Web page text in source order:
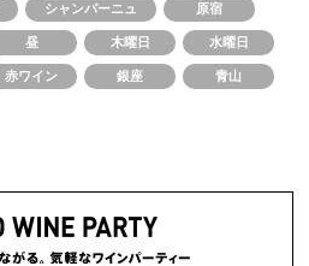
シャンパーニュ 原宿
昼 木曜日 水曜日
赤ワイン 銀座 青山